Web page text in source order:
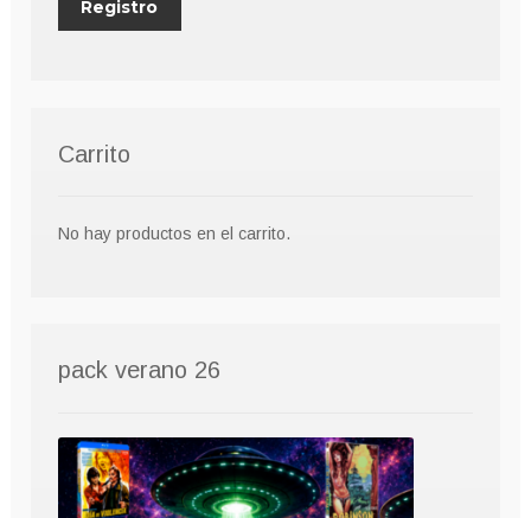
Carrito
No hay productos en el carrito.
pack verano 26